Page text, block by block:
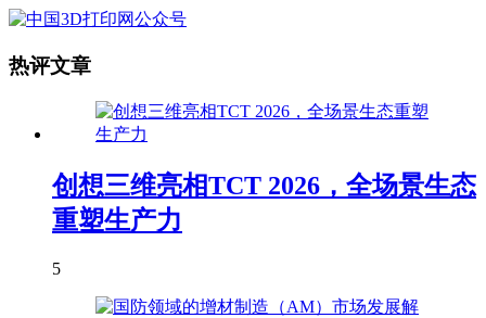
热评文章
创想三维亮相TCT 2026，全场景生态
重塑生产力
5